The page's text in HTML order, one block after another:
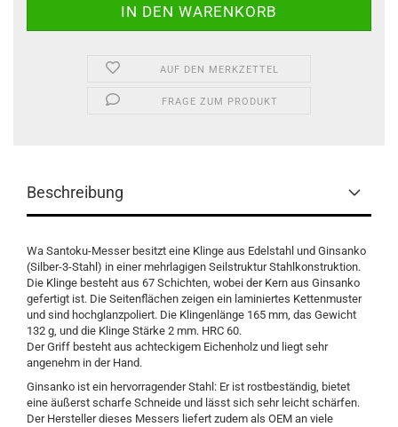
AUF DEN MERKZETTEL
FRAGE ZUM PRODUKT
Beschreibung
Wa Santoku-Messer besitzt eine Klinge aus Edelstahl und Ginsanko
(Silber-3-Stahl) in einer mehrlagigen Seilstruktur Stahlkonstruktion.
Die Klinge besteht aus 67 Schichten, wobei der Kern aus Ginsanko
gefertigt ist. Die Seitenflächen zeigen ein laminiertes Kettenmuster
und sind hochglanzpoliert. Die Klingenlänge 165 mm, das Gewicht
132 g, und die Klinge Stärke 2 mm. HRC 60.
Der Griff besteht aus achteckigem Eichenholz und liegt sehr
angenehm in der Hand.
Ginsanko ist ein hervorragender Stahl: Er ist rostbeständig, bietet
eine äußerst scharfe Schneide und lässt sich sehr leicht schärfen.
Der Hersteller dieses Messers liefert zudem als OEM an viele